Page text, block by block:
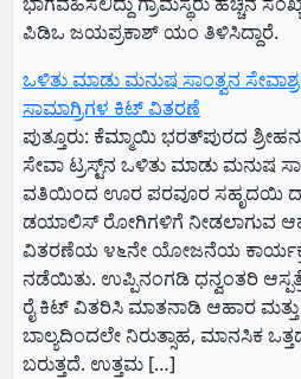
ಪಿಡಿಒ ಜಯಪ್ರಕಾಶ್ ಯಂ ತಿಳಿಸಿದ್ದಾರೆ.
ಒಳಿತು ಮಾಡು ಮನುಷ ಸಾಂತ್ವನ
ಸಾಮಾಗ್ರಿಗಳ ಕಿಟ್ ವಿತರಣೆ
ಪುತ್ತೂರು: ಕೆಮ್ಮಾಯಿ ಭರತ್‌ಪುರದ
ಸೇವಾ ಟ್ರಸ್ಟ್‌ನ ಒಳಿತು ಮಾಡು ಮನುಷ
ವತಿಯಿಂದ ಊರ ಪರವೂರ ಸಹೃದಯಿ
ಡಯಾಲಿಸ್ ರೋಗಿಗಳಿಗೆ ನೀಡಲಾಗುವ
ವಿತರಣೆಯ ೪೬ನೇ ಯೋಜನೆಯ
ನಡೆಯಿತು. ಉಪ್ಪಿನಂಗಡಿ ಧನ್ವಂತರಿ
ರೈ ಕಿಟ್ ವಿತರಿಸಿ ಮಾತನಾಡಿ ಆಹಾರ
ಬಾಲ್ಯದಿಂದಲೇ ನಿರುತ್ಸಾಹ, ಮಾನಸಿಕ
ಬರುತ್ತದೆ. ಉತ್ತಮ […]